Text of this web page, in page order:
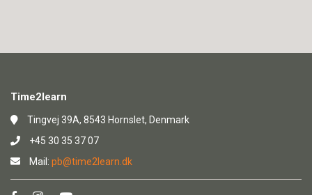
Time2learn
Tingvej 39A, 8543 Hornslet, Denmark
+45 30 35 37 07
Mail: pb@time2learn.dk